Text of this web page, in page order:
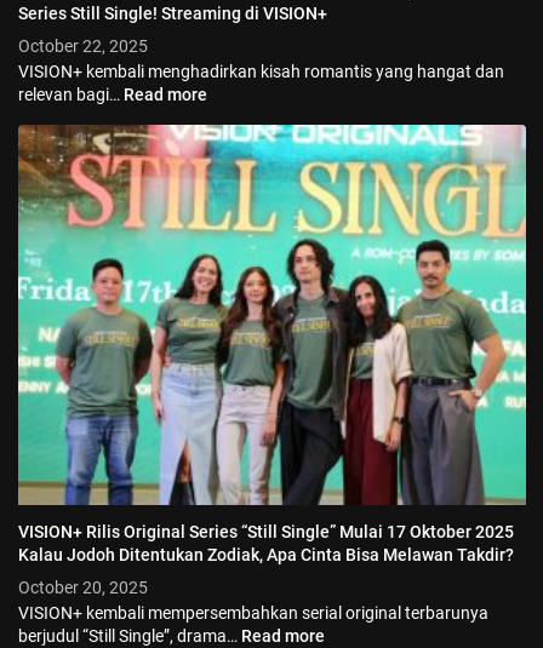
Series Still Single! Streaming di VISION+
October 22, 2025
VISION+ kembali menghadirkan kisah romantis yang hangat dan
relevan bagi… Read more
VISION+ Rilis Original Series “Still Single” Mulai 17 Oktober 2025
Kalau Jodoh Ditentukan Zodiak, Apa Cinta Bisa Melawan Takdir?
October 20, 2025
VISION+ kembali mempersembahkan serial original terbarunya
berjudul “Still Single”, drama… Read more